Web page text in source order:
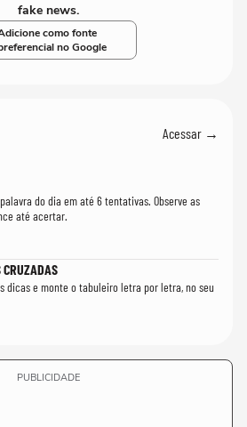
fake news.
como fonte
no Google
Acessar →
do dia em até 6 tentativas. Observe as
até acertar.
dicas e monte o tabuleiro letra por letra, no seu
PUBLICIDADE